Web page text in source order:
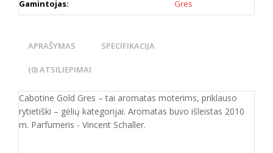
Gamintojas: Gres
APRAŠYMAS SPECIFIKACIJA
(0) ATSILIEPIMAI
Cabotine Gold Gres – tai aromatas moterims, priklauso
rytietiški – gėlių kategorijai. Aromatas buvo išleistas 2010
m. Parfumeris - Vincent Schaller.